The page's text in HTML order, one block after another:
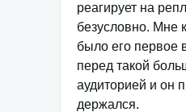
реагирует на
безусловно. Мне
было его первое
перед такой
аудиторией и он
держался.